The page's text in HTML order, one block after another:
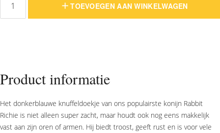
Happy
Tuttle
TOEVOEGEN AAN WINKELWAGEN
Product informatie
Het donkerblauwe knuffeldoekje van ons populairste konijn Rabbit
Richie is niet alleen super zacht, maar houdt ook nog eens makkelijk
vast aan zijn oren of armen. Hij biedt troost, geeft rust en is voor vele